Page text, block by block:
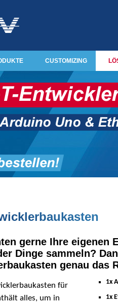
CUSTOMIZING
gerne Ihre eigenen
Dinge sammeln?
genau das
1x
1x
für
alles, um in